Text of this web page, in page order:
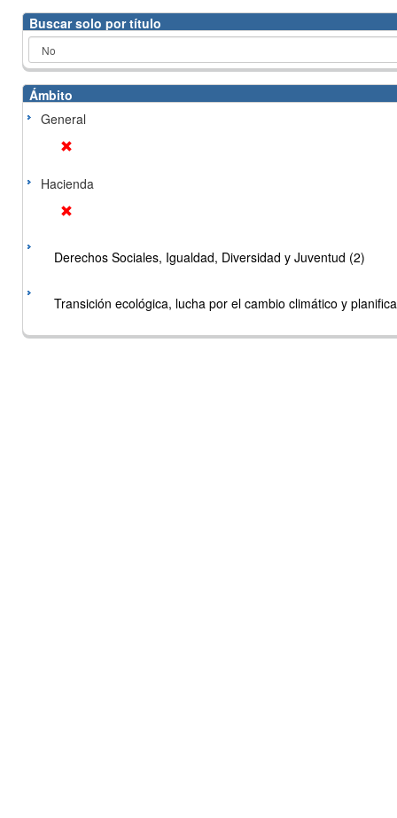
Buscar solo por título
Ámbito
General
Hacienda
Derechos Sociales, Igualdad, Diversidad y Juventud (2)
Transición ecológica, lucha por el cambio climático y